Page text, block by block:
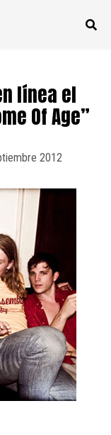
línea el
Of Age”
2012